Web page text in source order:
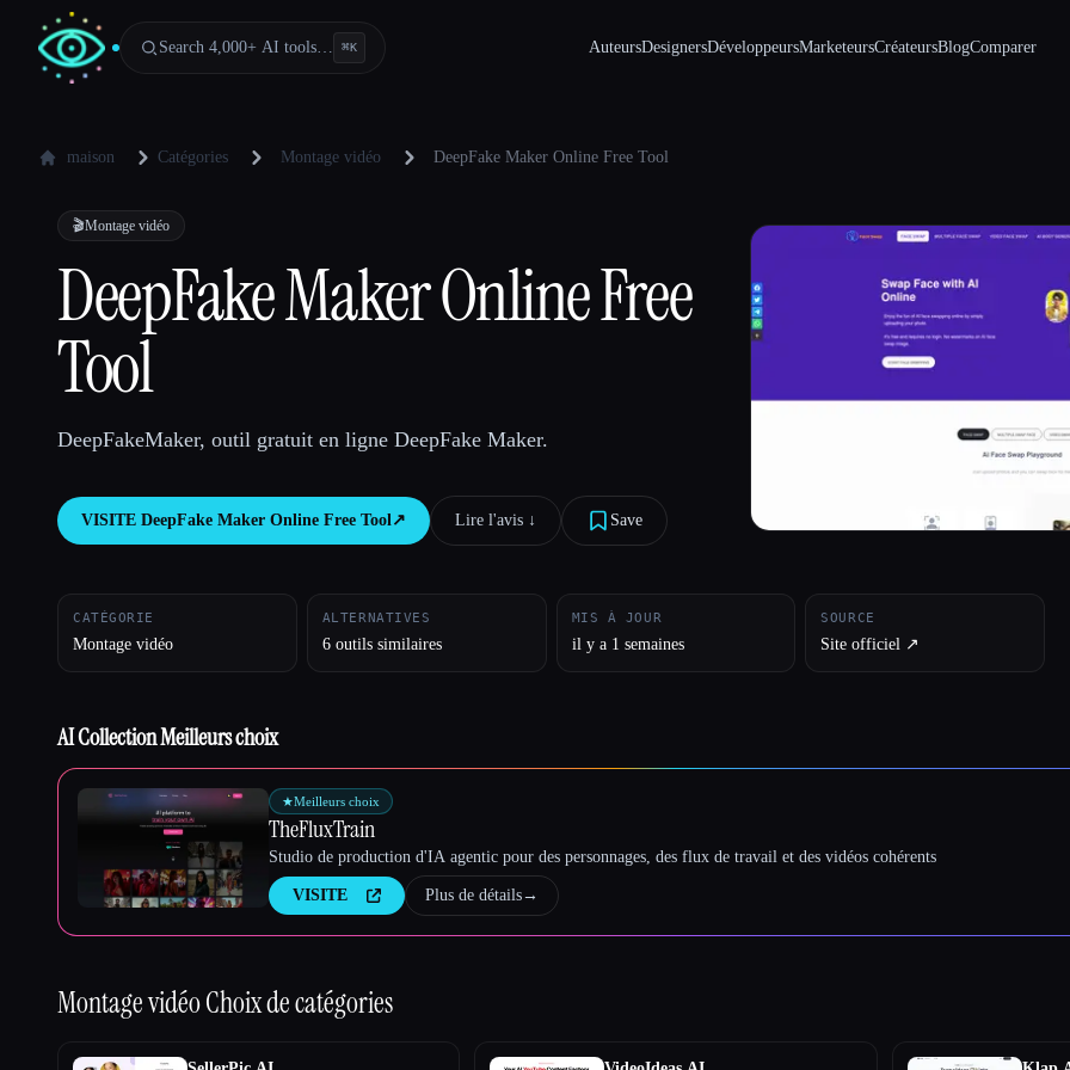
Search 4,000+ AI tools… ⌘K AuteursDesignersDéveloppeursMarketeursCréateursBlogComparer
maison Catégories Montage vidéo DeepFake Maker Online Free Tool
🎬Montage vidéo
DeepFake Maker Online Free
Tool
DeepFakeMaker, outil gratuit en ligne DeepFake Maker.
VISITE DeepFake Maker Online Free Tool↗︎ Lire l'avis ↓︎ Save
CATÉGORIE
Montage vidéo
ALTERNATIVES
6 outils similaires
MIS À JOUR
il y a 1 semaines
SOURCE
Site officiel ↗︎
AI Collection Meilleurs choix
★Meilleurs choix
TheFluxTrain
Studio de production d'IA agentic pour des personnages, des flux de travail et des vidéos cohérents
VISITE Plus de détails→
Montage vidéoChoix de catégories